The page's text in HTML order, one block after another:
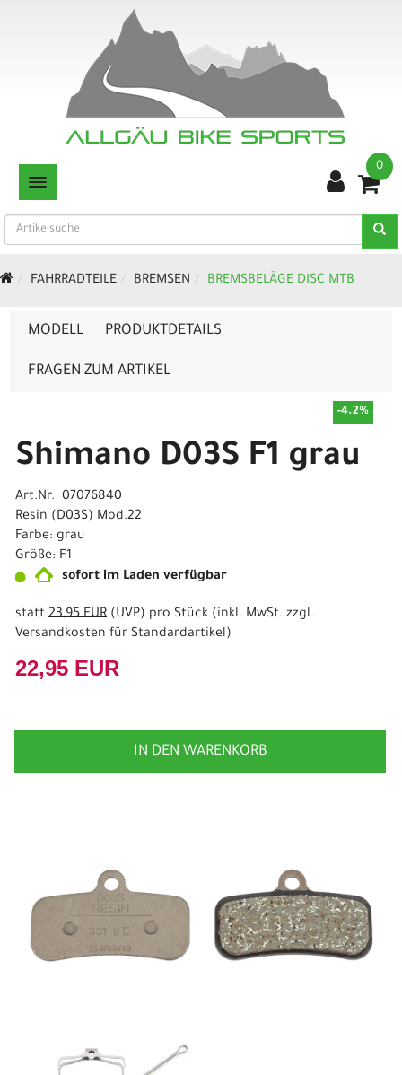
TOGGLE NAVIGATION
0
FAHRRADTEILE BREMSEN BREMSBELÄGE DISC MTB
MODELL PRODUKTDETAILS
FRAGEN ZUM ARTIKEL
-4.2%
Shimano D03S F1 grau
Art.Nr. 07076840
Resin (D03S) Mod.22
Farbe: grau
Größe: F1
sofort im Laden verfügbar
statt 23,95 EUR (UVP) pro Stück (inkl. MwSt. zzgl.
Versandkosten für Standardartikel)
22,95 EUR
IN DEN WARENKORB